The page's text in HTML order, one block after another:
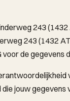
243
243 (1432
de gegevens
jouw gegevens